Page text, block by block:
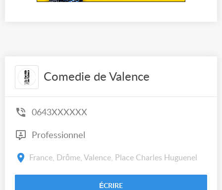
Comedie de Valence
0643XXXXXX
Professionnel
France, Drôme, Valence, Place Charles Huguenel
ÉCRIRE